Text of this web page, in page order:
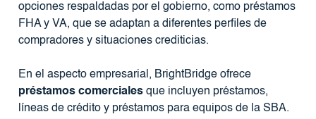
opciones respaldadas por el gobierno, como préstamos
FHA y VA, que se adaptan a diferentes perfiles de
compradores y situaciones crediticias.
En el aspecto empresarial, BrightBridge ofrece
préstamos comercialesque incluyen préstamos,
líneas de crédito y préstamos para equipos de la SBA.